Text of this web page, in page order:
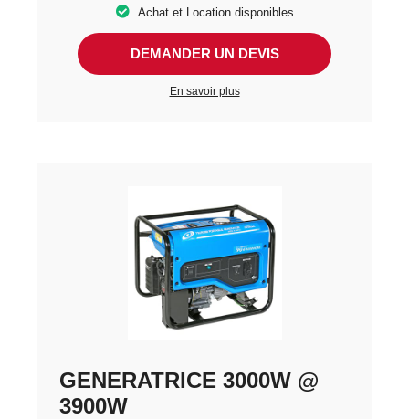
Achat et Location disponibles
DEMANDER UN DEVIS
En savoir plus
GENERATRICE 3000W @
3900W